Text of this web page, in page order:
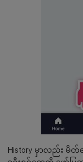
History မှာလည်း မိ